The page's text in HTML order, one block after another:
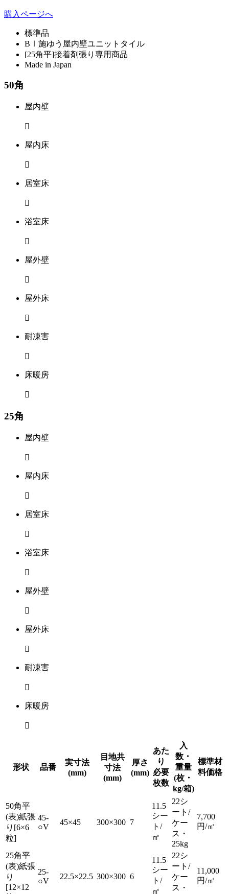
購入ページへ
標準品
BⅠ施ゆう屋内壁ユニットタイル
[25角平]接着剤張り専用商品
Made in Japan
50角
屋内壁

屋内床

居室床

浴室床

屋外壁

屋外床

耐凍害

床暖房

25角
屋内壁

屋内床

居室床

浴室床

屋外壁

屋外床

耐凍害

床暖房

形状 品番
実⼨法
(mm)
目地共
⼨法
(mm)
厚さ
(mm)
あた
り
必要
枚数
⼊
数・
重量
(枚・
kg/箱)
標準材
料価格
50角平
(表)紙張
り[6×6
粒]
45-
○V
45×45 300×300 7
11.5
シー
ト/
㎡
22シ
ート/
ケー
ス・
25kg
7,700
円/㎡
25角平
(表)紙張
り
[12×12
25-
○V
22.5×22.5 300×300 6
11.5
シー
ト/
㎡
22シ
ート/
ケー
ス・
11,000
円/㎡